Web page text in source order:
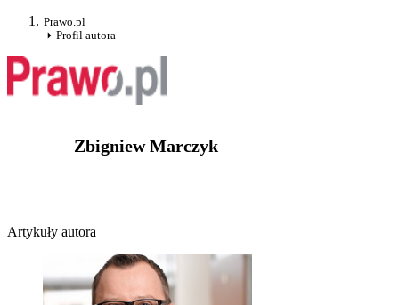
Prawo.pl
Profil autora
Zbigniew Marczyk
Artykuły autora